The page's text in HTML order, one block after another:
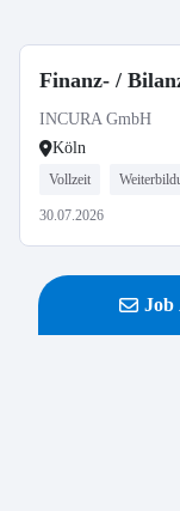
Finanz- /
INCURA GmbH
Köln
Vollzeit
30.07.2026
Job